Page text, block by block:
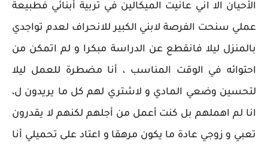
الأحيان الا اني عانيت الميكالين في تربية أبنائي فطبيعة
عملي سنحت الفرصة لابني الكبير للانحراف لعدم تواجدي
بالمنزل ليلا فانقطع عن الدراسة مبكرا و لم اتمكن من
احتوائه في الوقت المناسب ، أنا مضطرة للعمل ليلا
لتحسين وضعي المادي و لاشتري لهم كل ما يريدون ل،
انا لم اهملهم بل كنت أعمل من أجلهم لكنهم لا يقدرون
تعبي و زوجي عادة ما يكون مرهقا و اعتاد على تحميلي أنا